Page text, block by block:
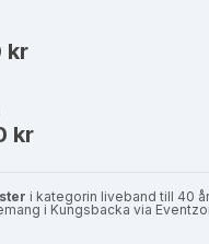
kr
kr
i kategorin liveband till 40
i Kungsbacka via